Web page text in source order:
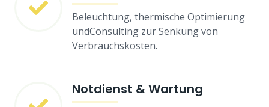
Beleuchtung, thermische Optimierung
undConsulting zur Senkung von
Verbrauchskosten.
Notdienst & Wartung